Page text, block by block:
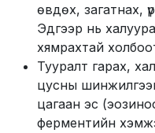
өвдөх, загатнах,
Эдгээр нь
хямрахтай
Тууралт гарах,
цусны
цагаан эс
ферментийн